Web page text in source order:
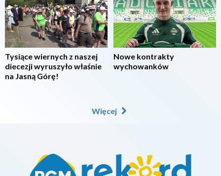
Tysiące wiernych z naszej
diecezji wyruszyło właśnie
na Jasną Górę!
Nowe kontrakty
wychowanków
Więcej